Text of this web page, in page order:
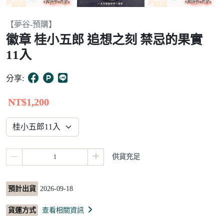
Item
2
of
8
【夢谷-預購】
徽章 桂小五郎 追想之刻 禁忌的果實
11入
分享:
NT$1,200
供貨充足
預計出貨 2026-09-18
貨運方式 查看相關資訊